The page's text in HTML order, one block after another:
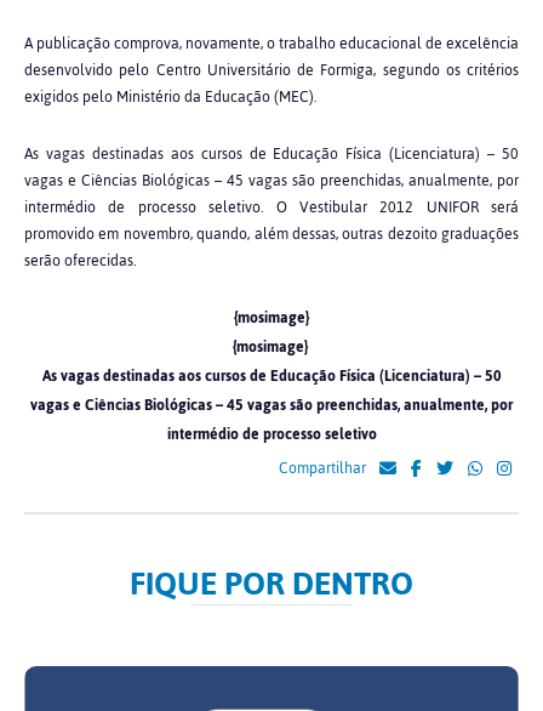
A publicação comprova, novamente, o trabalho educacional de excelência
desenvolvido pelo Centro Universitário de Formiga, segundo os critérios
exigidos pelo Ministério da Educação (MEC).
As vagas destinadas aos cursos de Educação Física (Licenciatura) – 50
vagas e Ciências Biológicas – 45 vagas são preenchidas, anualmente, por
intermédio de processo seletivo. O Vestibular 2012 UNIFOR será
promovido em novembro, quando, além dessas, outras dezoito graduações
serão oferecidas.
{mosimage}
{mosimage}
As vagas destinadas aos cursos de Educação Física (Licenciatura) – 50
vagas e Ciências Biológicas – 45 vagas são preenchidas, anualmente, por
intermédio de processo seletivo
Compartilhar
FIQUE POR DENTRO